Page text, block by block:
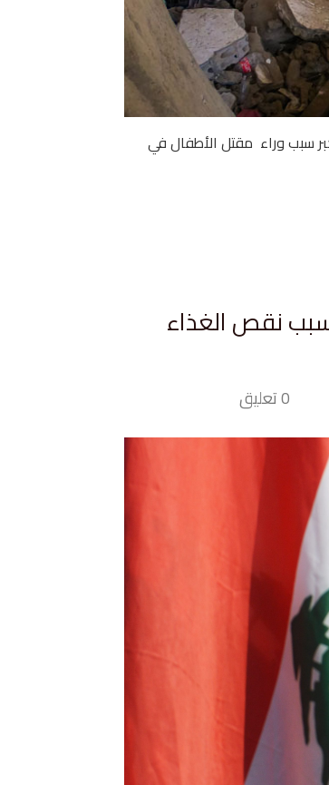
سبب وراء مقتل الأطفال في
نقص الغذاء
0 تعليق